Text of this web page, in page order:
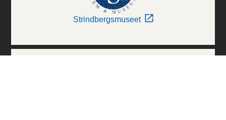
Strindbergsmuseet